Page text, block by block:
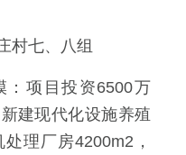
村七、八组
：项目投资6500万
建现代化设施养殖
理厂房4200m2，